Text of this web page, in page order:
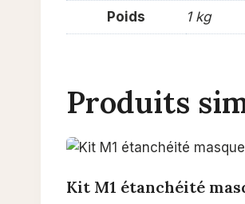
Poids 1 kg
Produits
Kit M1 étanchéité